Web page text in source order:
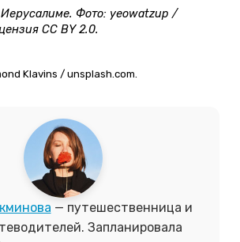
Иерусалиме. Фото: yeowatzup /
CC BY 2.0.
Klavins / unsplash.com.
— путешественница и
Запланировала